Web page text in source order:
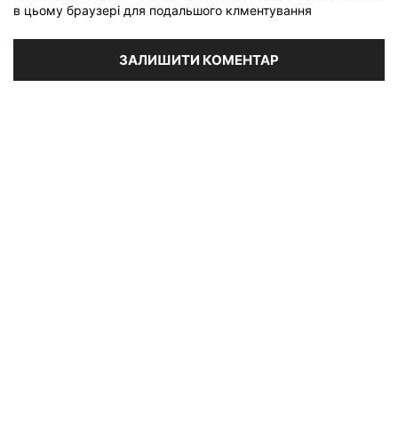
в цьому браузері для подальшого клментування